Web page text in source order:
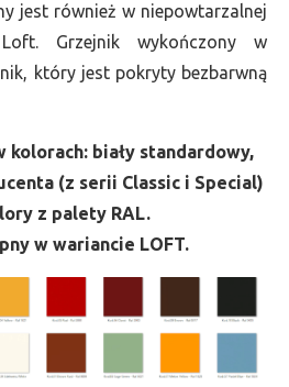
jest również w niepowtarzalnej
Grzejnik wykończony w
który jest pokryty bezbarwną
kolorach: biały standardowy,
(z serii Classic i Special)
z palety RAL.
w wariancie LOFT.